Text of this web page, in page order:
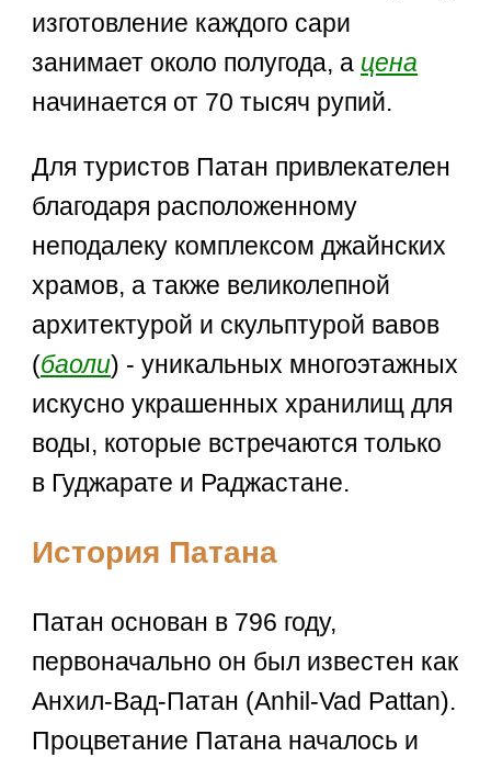
изготовление каждого сари
занимает около полугода, а цена
начинается от 70 тысяч рупий.
Для туристов Патан привлекателен
благодаря расположенному
неподалеку комплексом джайнских
храмов, а также великолепной
архитектурой и скульптурой вавов
(баоли) - уникальных многоэтажных
искусно украшенных хранилищ для
воды, которые встречаются только
в Гуджарате и Раджастане.
История Патана
Патан основан в 796 году,
первоначально он был известен как
Анхил-Вад-Патан (Anhil-Vad Pattan).
Процветание Патана началось и